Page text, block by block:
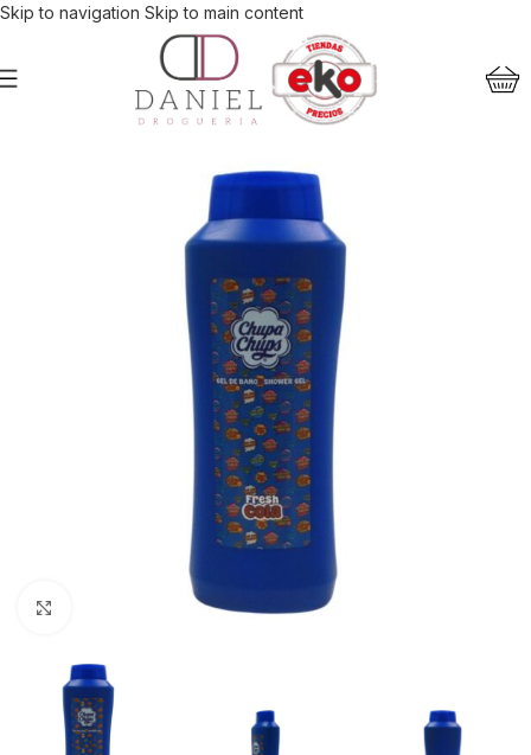
Skip to navigation Skip to main content
Haga Click para agrandar